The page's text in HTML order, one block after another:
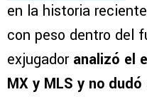
en la historia
con peso dentro del
exjugador analizó el
MX y MLS y no